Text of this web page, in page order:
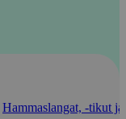
Hammaslangat, -tikut